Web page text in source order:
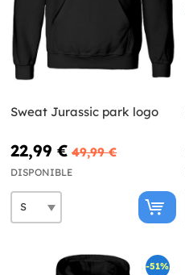
Sweat Jurassic park logo
22,99 € 49,99 €
DISPONIBLE
-51%